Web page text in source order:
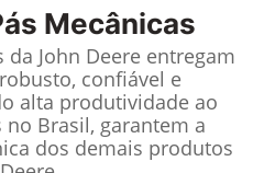
Mecânicas
John Deere entregam
confiável e
alta produtividade ao
Brasil, garantem a
dos demais produtos